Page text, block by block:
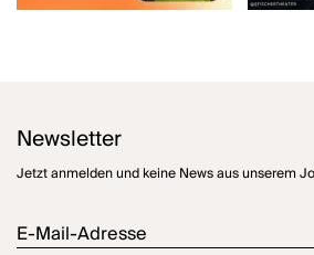
Newsletter
Jetzt anmelden und keine News aus unserem
E-Mail-Adresse